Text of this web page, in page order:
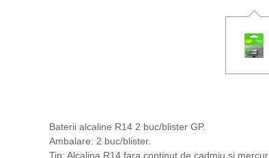
Baterii alcaline R14 2 buc/blister GP.
Ambalare: 2 buc/blister.
Tip: Alcalina R14 fara continut de cadmiu si mercur.